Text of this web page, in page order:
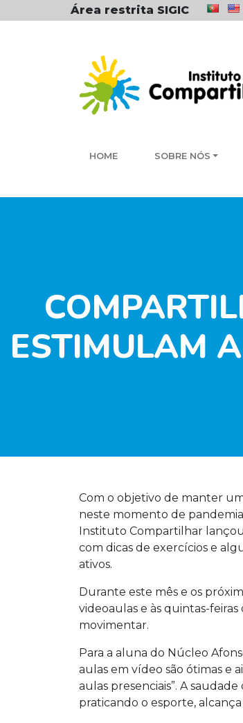
Área restrita SIGIC
HOME SOBRE NÓS
ESTIMULAM
Com o objetivo de manter
neste momento de
Instituto Compartilhar
com dicas de exercícios e
ativos.
Durante este mês e os
videoaulas e às quintas-
movimentar.
Para a aluna do Núcleo
aulas em vídeo são ótimas e
aulas presenciais”. A
praticando o esporte,